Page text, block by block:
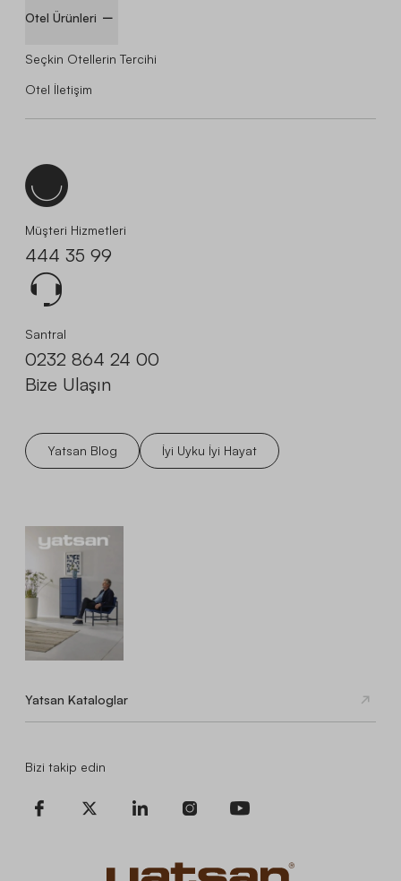
Otel Ürünleri
Seçkin Otellerin Tercihi
Otel İletişim
Müşteri Hizmetleri
444 35 99
Santral
0232 864 24 00
Bize Ulaşın
Yatsan Blog İyi Uyku İyi Hayat
Yatsan Kataloglar
Bizi takip edin